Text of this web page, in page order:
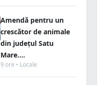
Amendă pentru un
crescător de animale
din județul Satu
Mare....
9 ore • Locale